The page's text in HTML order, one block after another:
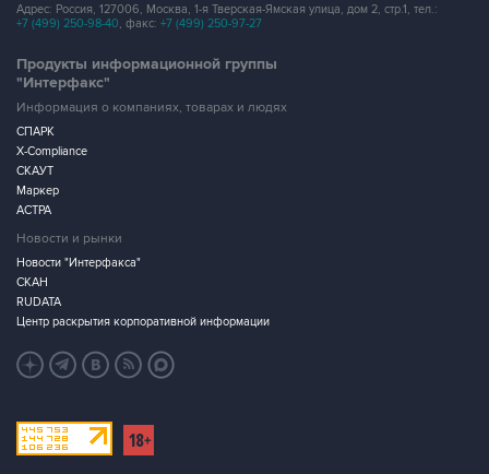
Адрес: Россия, 127006, Москва, 1-я Тверская-Ямская улица, дом 2, стр.1, тел.:
+7 (499) 250-98-40, факс: +7 (499) 250-97-27
Продукты информационной группы
"Интерфакс"
Информация о компаниях, товарах и людях
СПАРК
X-Compliance
СКАУТ
Маркер
АСТРА
Новости и рынки
Новости "Интерфакса"
СКАН
RUDATA
Центр раскрытия корпоративной информации